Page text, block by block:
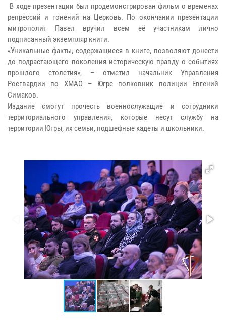
В ходе презентации был продемонстрирован фильм о временах
репрессий и гонений на Церковь. По окончании презентации
митрополит Павел вручил всем её участникам лично
подписанный экземпляр книги.
«Уникальные факты, содержащиеся в книге, позволяют донести
до подрастающего поколения историческую правду о событиях
прошлого столетия», – отметил начальник Управления
Росгвардии по ХМАО – Югре полковник полиции Евгений
Симаков.
Издание смогут прочесть военнослужащие и сотрудники
территориального управления, которые несут службу на
территории Югры, их семьи, подшефные кадеты и школьники.